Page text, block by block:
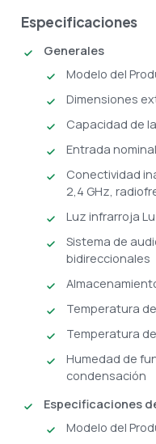
Especificaciones
Generales
Modelo del
Dimensiones
Capacidad de
Entrada
Conectividad
2,4 GHz,
Luz infrarroja
Sistema de
bidireccionales
Temperatura
Temperatura
Humedad de
condensación
Especificaciones
Modelo del